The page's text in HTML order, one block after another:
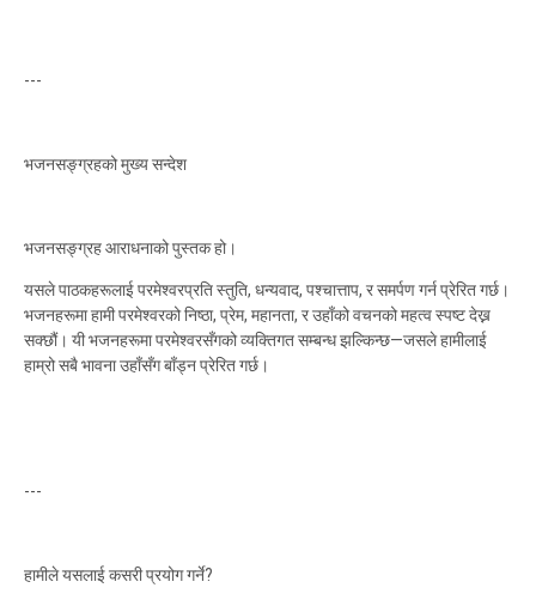
---
भजनसङ्ग्रहको मुख्य सन्देश
भजनसङ्ग्रह आराधनाको पुस्तक हो।
यसले पाठकहरूलाई परमेश्वरप्रति स्तुति, धन्यवाद, पश्चात्ताप, र समर्पण गर्न प्रेरित गर्छ।
भजनहरूमा हामी परमेश्वरको निष्ठा, प्रेम, महानता, र उहाँको वचनको महत्व स्पष्ट देख्न
सक्छौं। यी भजनहरूमा परमेश्वरसँगको व्यक्तिगत सम्बन्ध झल्किन्छ—जसले हामीलाई
हाम्रो सबै भावना उहाँसँग बाँड्न प्रेरित गर्छ।
---
हामीले यसलाई कसरी प्रयोग गर्ने?